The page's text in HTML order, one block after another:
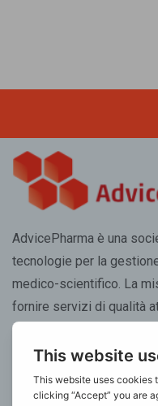
AdvicePharma è una
tecnologie per la
medico-scientifico. La
fornire servizi di qualità
migliori risorse